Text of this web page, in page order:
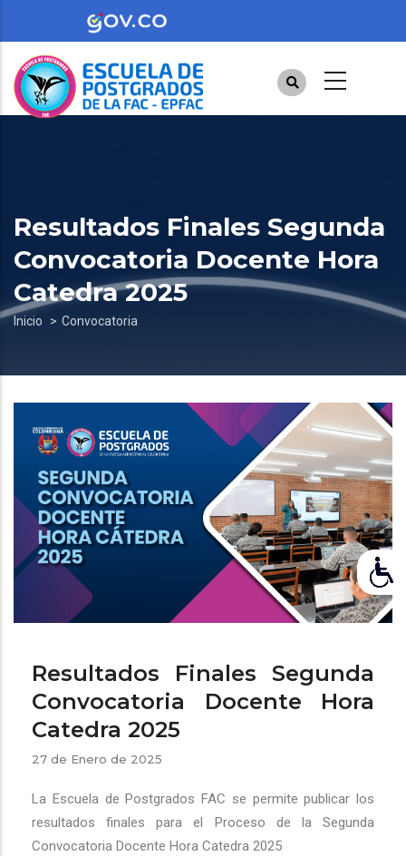
contenido
principal
Resultados Finales Segunda
Convocatoria Docente Hora
Catedra 2025
Sobrescribir
de
ayuda
navegación
Inicio Convocatoria
Resultados Finales Segunda
Convocatoria Docente Hora
Catedra 2025
27 de Enero de 2025
La Escuela de Postgrados FAC se permite publicar los
resultados finales para el Proceso de la Segunda
Convocatoria Docente Hora Catedra 2025